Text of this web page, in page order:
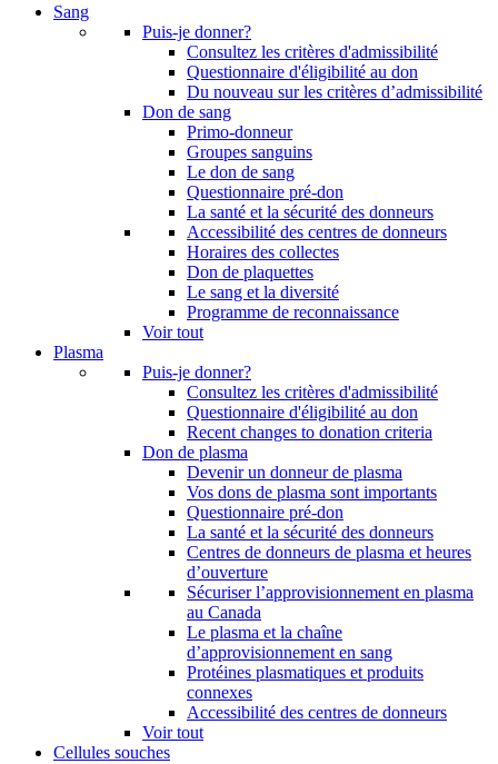
Sang
Puis-je donner?
Consultez les critères d'admissibilité
Questionnaire d'éligibilité au don
Du nouveau sur les critères d’admissibilité
Don de sang
Primo-donneur
Groupes sanguins
Le don de sang
Questionnaire pré-don
La santé et la sécurité des donneurs
Accessibilité des centres de donneurs
Horaires des collectes
Don de plaquettes
Le sang et la diversité
Programme de reconnaissance
Voir tout
Plasma
Puis-je donner?
Consultez les critères d'admissibilité
Questionnaire d'éligibilité au don
Recent changes to donation criteria
Don de plasma
Devenir un donneur de plasma
Vos dons de plasma sont importants
Questionnaire pré-don
La santé et la sécurité des donneurs
Centres de donneurs de plasma et heures
d’ouverture
Sécuriser l’approvisionnement en plasma
au Canada
Le plasma et la chaîne
d’approvisionnement en sang
Protéines plasmatiques et produits
connexes
Accessibilité des centres de donneurs
Voir tout
Cellules souches